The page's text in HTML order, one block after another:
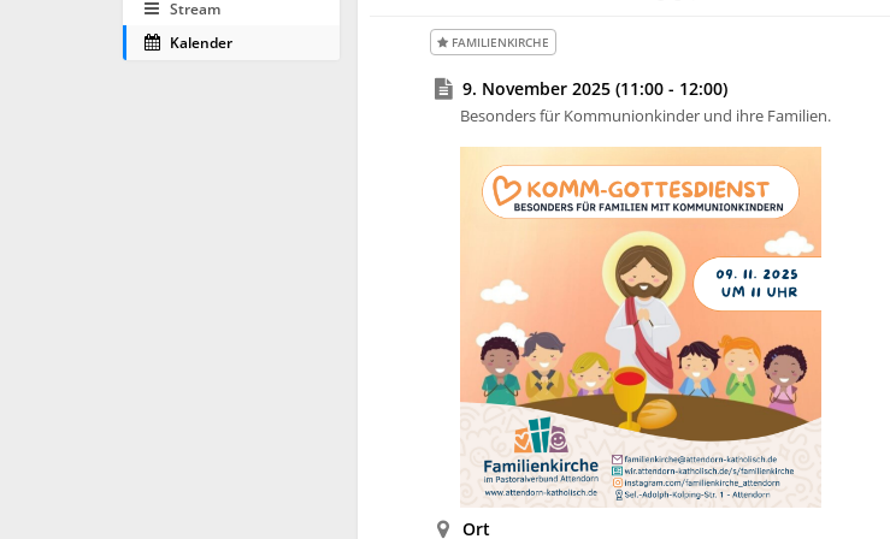
Stream
Kalender
FAMILIENKIRCHE
9. November 2025 (11:00 - 12:00)
Besonders für Kommunionkinder und ihre Familien.
Ort